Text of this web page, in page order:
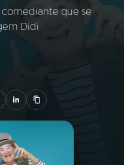
que se
Didi